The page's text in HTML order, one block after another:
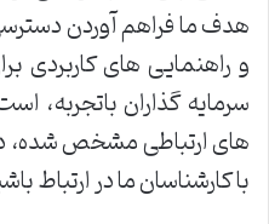
هدف ما فراهم آوردن
و راهنمایی های کاربردی
سرمایه گذاران باتجربه،
های ارتباطی مشخص شده،
با کارشناسان ما در ارتباط